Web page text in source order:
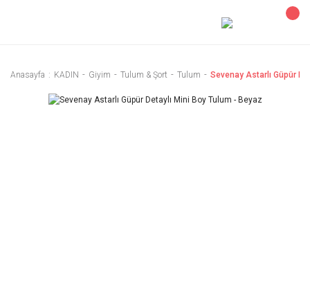
Anasayfa KADIN Giyim Tulum & Şort Tulum Sevenay Astarlı Güpür